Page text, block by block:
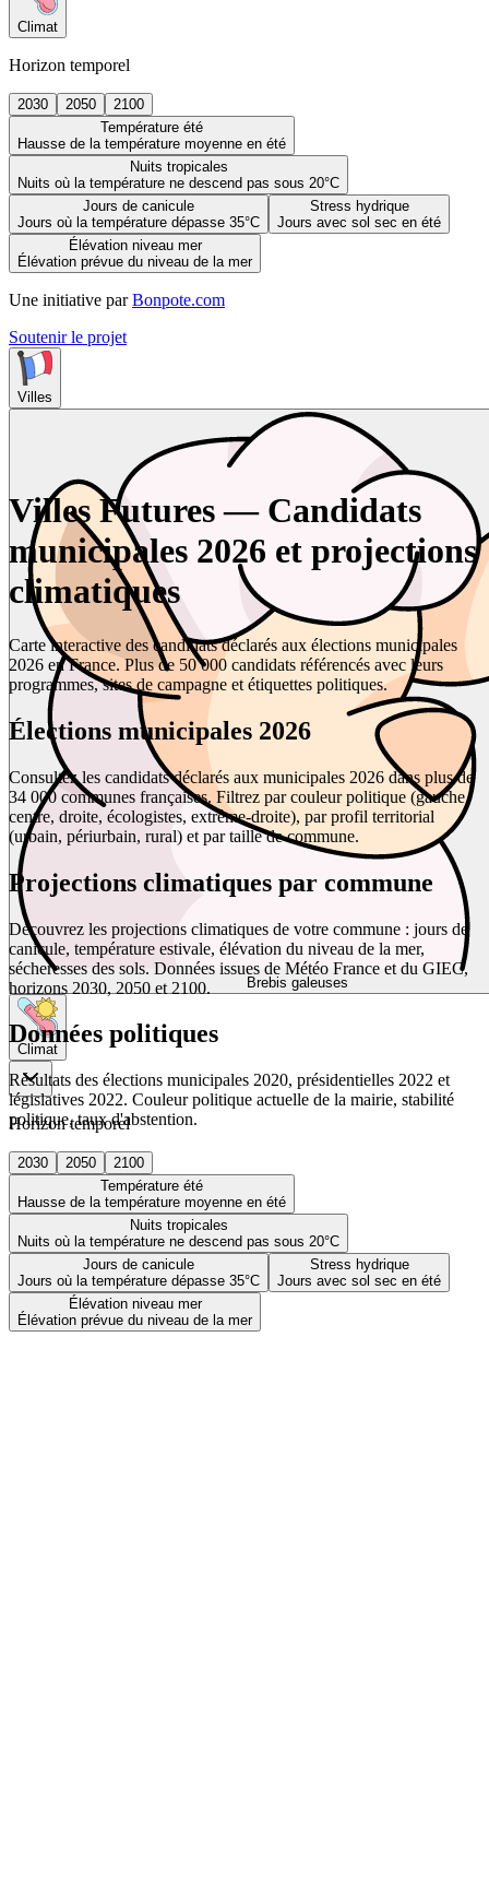
Climat
Horizon temporel
2030 2050
2100
Température été
Hausse de la température moyenne en été
Nuits tropicales
Nuits où la température ne descend pas sous 20°C
Jours de canicule
Jours où la température dépasse 35°C
Stress hydrique
Jours avec sol sec en été
Élévation niveau mer
Élévation prévue du niveau de la mer
Une initiative par Bonpote.com
Soutenir le projet
Villes
Brebis galeuses
Climat
Horizon temporel
2030 2050
2100
Température été
Hausse de la température moyenne en été
Nuits tropicales
Nuits où la température ne descend pas sous 20°C
Jours de canicule
Jours où la température dépasse 35°C
Stress hydrique
Jours avec sol sec en été
Élévation niveau mer
Élévation prévue du niveau de la mer
Villes Futures — Candidats
municipales 2026 et projections
climatiques
Carte interactive des candidats déclarés aux élections municipales
2026 en France. Plus de 50 000 candidats référencés avec leurs
programmes, sites de campagne et étiquettes politiques.
Élections municipales 2026
Consultez les candidats déclarés aux municipales 2026 dans plus de
34 000 communes françaises. Filtrez par couleur politique (gauche,
centre, droite, écologistes, extrême-droite), par profil territorial
(urbain, périurbain, rural) et par taille de commune.
Projections climatiques par commune
Découvrez les projections climatiques de votre commune : jours de
canicule, température estivale, élévation du niveau de la mer,
sécheresses des sols. Données issues de Météo France et du GIEC,
horizons 2030, 2050 et 2100.
Données politiques
Résultats des élections municipales 2020, présidentielles 2022 et
législatives 2022. Couleur politique actuelle de la mairie, stabilité
politique, taux d'abstention.